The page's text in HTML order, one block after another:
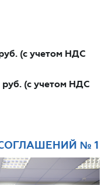
(с учетом НДС
(с учетом НДС
№ 1